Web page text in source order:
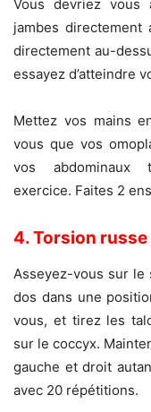
Vous devriez vous
jambes
directement au-
essayez d’atteindre
Mettez vos mains
vous que vos
vos
exercice. Faites 2
4. Torsion russe
Asseyez-vous sur le
dos dans une
vous, et tirez les
sur le coccyx.
gauche et droit
avec 20 répétitions.